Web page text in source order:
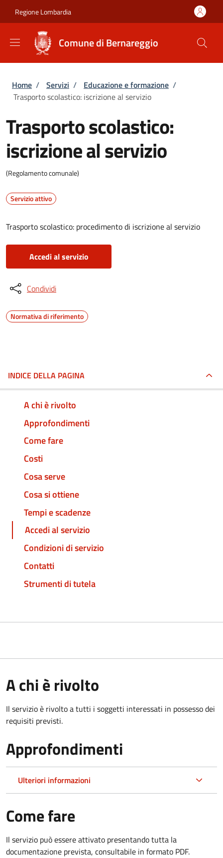
Regione Lombardia
Comune di Bernareggio
Briciole di pane
Home / Servizi / Educazione e formazione /
Trasporto scolastico: iscrizione al servizio
Trasporto scolastico:
iscrizione al servizio
(Regolamento comunale)
Servizio attivo
Trasporto scolastico: procedimento di iscrizione al servizio
Accedi al servizio
Condividi
Normativa di riferimento
INDICE DELLA PAGINA
A chi è rivolto
Approfondimenti
Come fare
Costi
Cosa serve
Cosa si ottiene
Tempi e scadenze
Accedi al servizio
Condizioni di servizio
Contatti
Strumenti di tutela
A chi è rivolto
Il servizio è rivolto a tutti i soggetti interessati in possesso dei
requisiti previsti.
Approfondimenti
Ulteriori informazioni
Come fare
Il servizio può essere attivato presentando tutta la
documentazione prevista, consultabile in formato PDF.